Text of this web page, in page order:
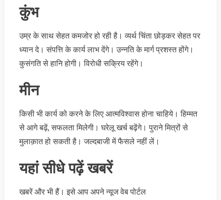
कुंभ
उम्र के साथ सेहत कमजोर हो रही है। व्यर्थ चिंता छोड़कर सेहत पर
ध्यान दे। संपत्ति के कार्य लाभ देंगे। उन्नति के मार्ग प्रशस्त होंगे।
कुसंगति से हानि होगी। विरोधी सक्रिय रहेंगे।
मीन
किसी भी कार्य को करने के लिए आत्मविश्वास होना चाहिये। हिम्मत
से आगे बढ़ें, सफलता मिलेगी। घरेलू खर्च बढ़ेंगे। पुराने मित्रों से
मुलाक़ात हो सकती है। जल्दबाजी में फैसले नहीं लें।
यहां सीधे पढ़ें खबरें
खबरें और भी हैं। इसे आप अपने न्‍यूज वेब पोर्टल